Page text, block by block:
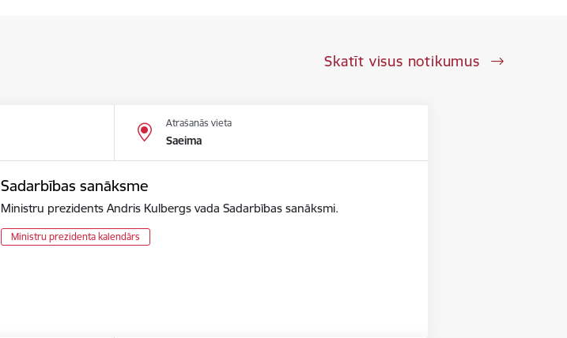
Skatīt visus notikumus
Atrašanās vieta
Saeima
Sadarbības sanāksme
Ministru prezidents Andris Kulbergs vada Sadarbības sanāksmi.
Ministru prezidenta kalendārs